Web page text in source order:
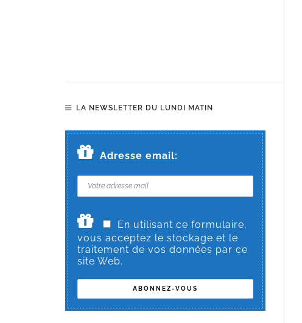
LA NEWSLETTER DU LUNDI MATIN
Adresse email:
En utilisant ce formulaire,
vous acceptez le stockage et le
traitement de vos données par ce
site Web.